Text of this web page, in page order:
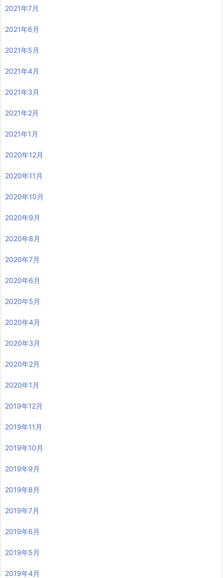
2021年7月
2021年6月
2021年5月
2021年4月
2021年3月
2021年2月
2021年1月
2020年12月
2020年11月
2020年10月
2020年9月
2020年8月
2020年7月
2020年6月
2020年5月
2020年4月
2020年3月
2020年2月
2020年1月
2019年12月
2019年11月
2019年10月
2019年9月
2019年8月
2019年7月
2019年6月
2019年5月
2019年4月